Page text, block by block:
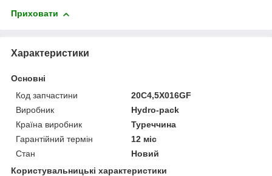
Приховати
Характеристики
Основні
Код запчастини
20C4,5X016GF
Виробник
Hydro-pack
Країна виробник
Туреччина
Гарантійний термін
12 міс
Стан
Новий
Користувальницькі характеристики